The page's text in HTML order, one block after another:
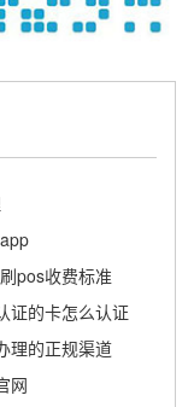
pos收费标准
证的卡怎么认证
理的正规渠道
网